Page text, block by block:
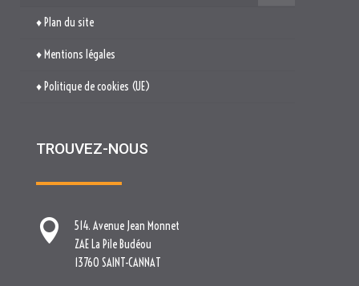
♦ Plan du site
♦ Mentions légales
♦ Politique de cookies (UE)
TROUVEZ-NOUS

514. Avenue Jean Monnet
ZAE La Pile Budéou
13760 SAINT-CANNAT